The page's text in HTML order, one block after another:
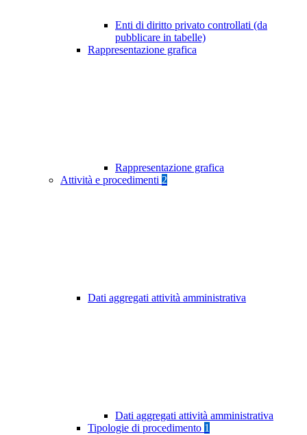
Enti di diritto privato controllati (da
pubblicare in tabelle)
Rappresentazione grafica
Rappresentazione grafica
Attività e procedimenti 2
Dati aggregati attività amministrativa
Dati aggregati attività amministrativa
Tipologie di procedimento 1